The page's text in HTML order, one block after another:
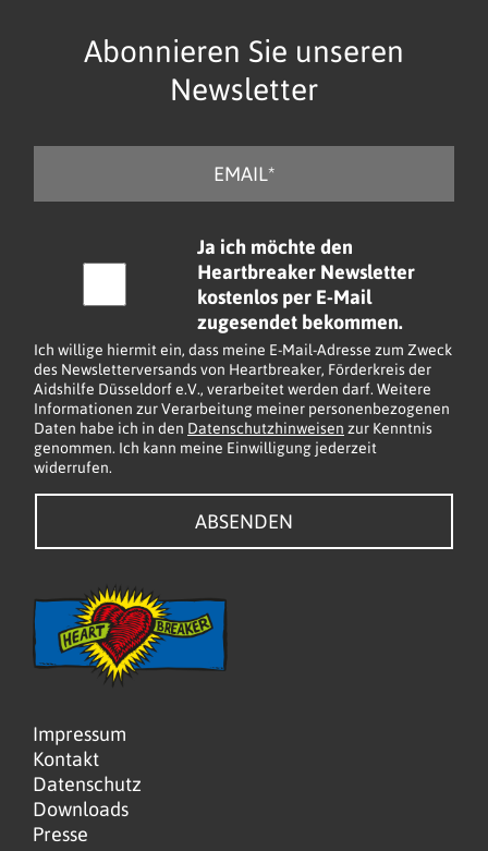
Abonnieren Sie unseren
Newsletter
M
k
b
o
x
e
n
*
Ja ich möchte den
Heartbreaker Newsletter
kostenlos per E-Mail
zugesendet bekommen.
Ich willige hiermit ein, dass meine E-Mail-Adresse zum Zweck
des Newsletterversands von Heartbreaker, Förderkreis der
Aidshilfe Düsseldorf e.V., verarbeitet werden darf. Weitere
Informationen zur Verarbeitung meiner personenbezogenen
Daten habe ich in den Datenschutzhinweisen zur Kenntnis
genommen. Ich kann meine Einwilligung jederzeit
widerrufen.
ABSENDEN
Impressum
Kontakt
Datenschutz
Downloads
Presse